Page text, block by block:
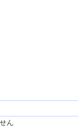
ます。
ん